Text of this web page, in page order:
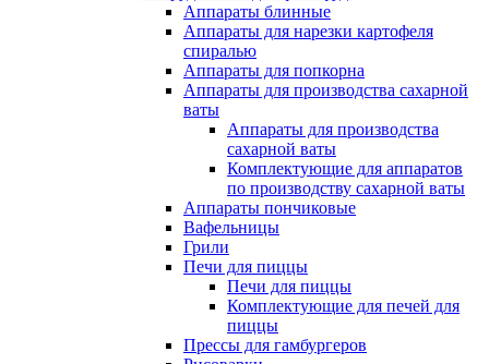
Аппараты блинные
Аппараты для нарезки картофеля
спиралью
Аппараты для попкорна
Аппараты для производства сахарной
ваты
Аппараты для производства
сахарной ваты
Комплектующие для аппаратов
по производству сахарной ваты
Аппараты пончиковые
Вафельницы
Грили
Печи для пиццы
Печи для пиццы
Комплектующие для печей для
пиццы
Прессы для гамбургеров